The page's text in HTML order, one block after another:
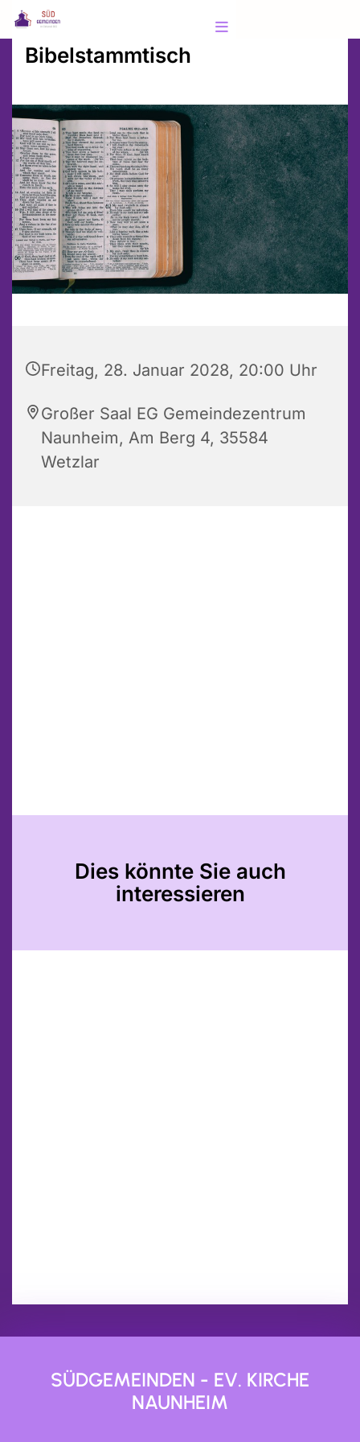
Bibelstammtisch
Freitag, 28. Januar 2028, 20:00 Uhr
Großer Saal EG Gemeindezentrum
Naunheim, Am Berg 4, 35584
Wetzlar
Dies könnte Sie auch
interessieren
SÜDGEMEINDEN - EV. KIRCHE
NAUNHEIM